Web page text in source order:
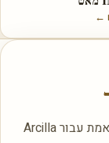
←
השאירו פרטים ונחזור אליכם עם הצעה מותאמת עבור Arcilla